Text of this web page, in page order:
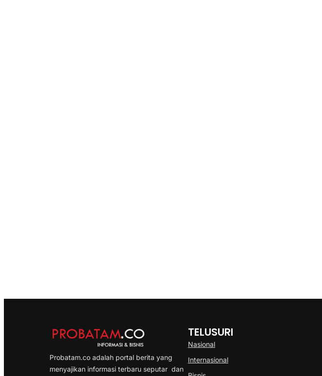
Probatam.co adalah portal berita yang
menyajikan informasi terbaru seputar dan
TELUSURI
Nasional
Internasional